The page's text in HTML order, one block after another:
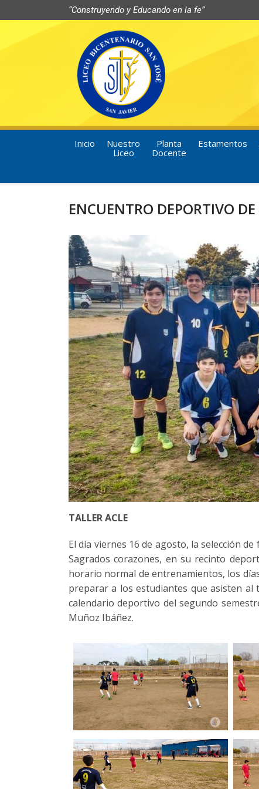
“Construyendo y Educando en la fe”
Inicio
Nuestro
Liceo
Planta
Docente
Estamentos
ENCUENTRO DEPORTIVO
TALLER ACLE
El día viernes 16 de agosto, la selección
Sagrados corazones, en su recinto
horario normal de entrenamientos, los
preparar a los estudiantes que asisten al
calendario deportivo del segundo
Muñoz Ibáñez.